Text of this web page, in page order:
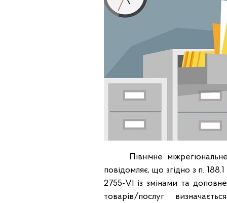
Північне міжрегіональне
повідомляє, що згідно з п.
2755-VI із змінами та
товарів/послуг